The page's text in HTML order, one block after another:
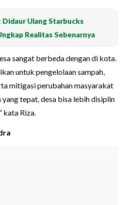
Didaur Ulang Starbucks
Realitas Sebenarnya
sangat berbeda dengan di kota.
untuk pengelolaan sampah,
mitigasi perubahan masyarakat
tepat, desa bisa lebih disiplin
kata Riza.